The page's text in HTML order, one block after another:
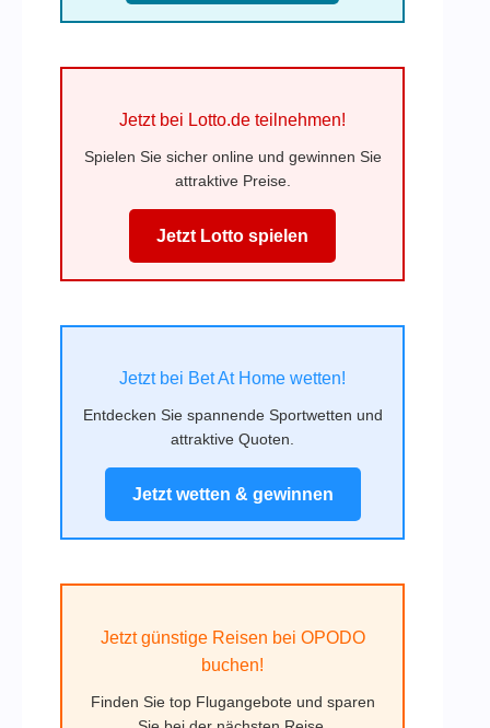
Jetzt bei Lotto.de teilnehmen!
Spielen Sie sicher online und gewinnen Sie
attraktive Preise.
Jetzt Lotto spielen
Jetzt bei Bet At Home wetten!
Entdecken Sie spannende Sportwetten und
attraktive Quoten.
Jetzt wetten & gewinnen
Jetzt günstige Reisen bei OPODO
buchen!
Finden Sie top Flugangebote und sparen